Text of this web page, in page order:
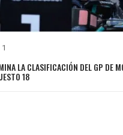
LA CLASIFICACIÓN DEL GP DE
18